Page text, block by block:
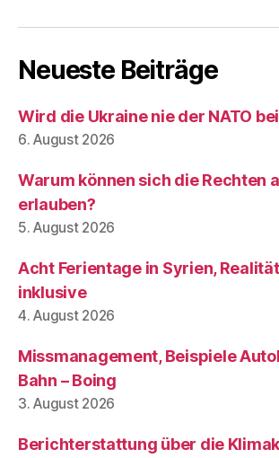
Neueste Beiträge
Wird die Ukraine nie der NATO
6. August 2026
Warum können sich die Rechten
erlauben?
5. August 2026
Acht Ferientage in Syrien,
inklusive
4. August 2026
Missmanagement, Beispiele
Bahn – Boing
3. August 2026
Berichterstattung über die